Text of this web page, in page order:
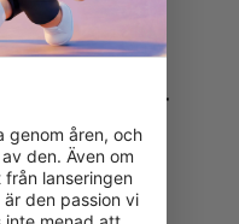
2990 kr).
koden är
för
är 30 dagar efter
skickas till dig
genom åren, och
den. Även om
lanseringen
den passion vi